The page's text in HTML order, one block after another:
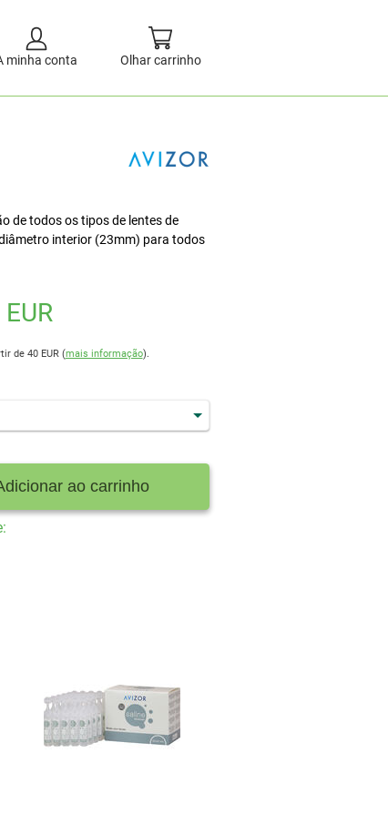
minha conta Olhar carrinho
de todos os tipos de lentes de
interior (23mm) para todos
de 40 EUR (mais informação).
ao carrinho